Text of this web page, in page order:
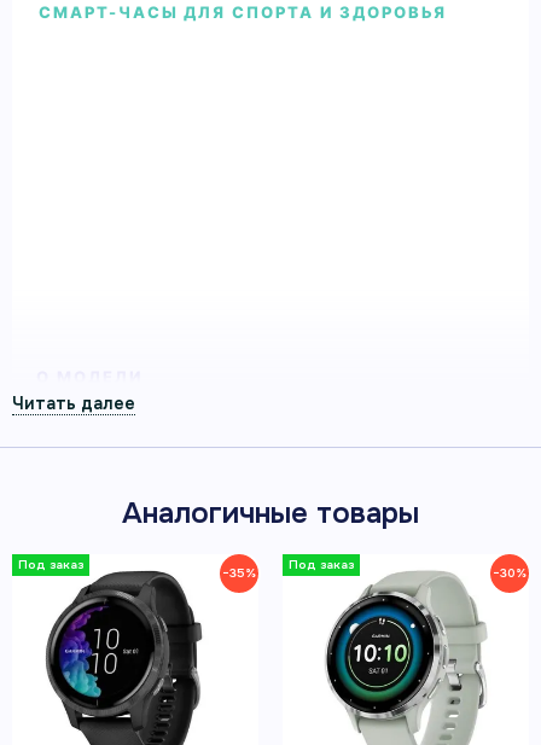
СМАРТ-ЧАСЫ ДЛЯ СПОРТА И ЗДОРОВЬЯ
В описании собраны функции здоровья, активности
этой модели.
ГЛАВНЫЕ ВОЗМОЖНОСТИ
Аналогичные товары
−35% −30%